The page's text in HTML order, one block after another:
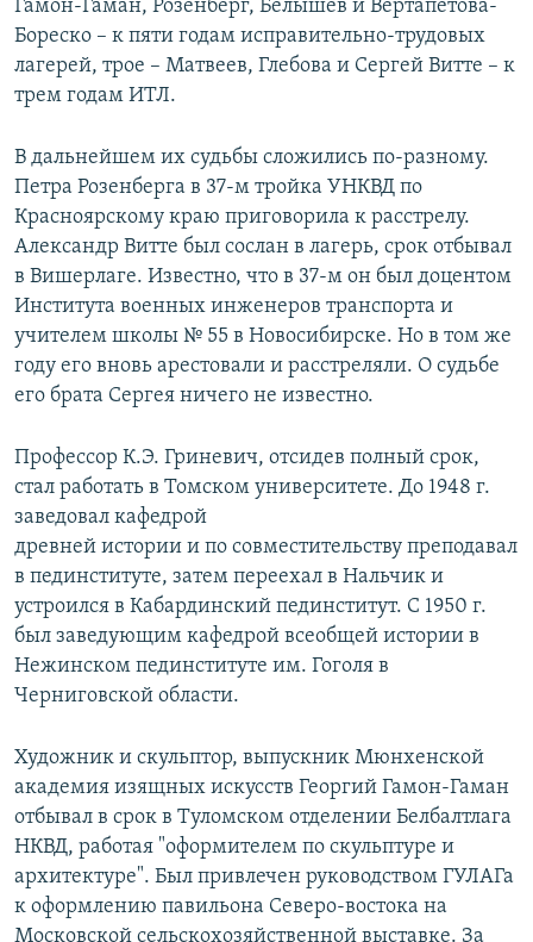
Гамон-Гаман, Розенберг, Белышев и Вертапетова-
Бореско – к пяти годам исправительно-трудовых
лагерей, трое – Матвеев, Глебова и Сергей Витте – к
трем годам ИТЛ.
В дальнейшем их судьбы сложились по-разному.
Петра Розенберга в 37-м тройка УНКВД по
Красноярскому краю приговорила к расстрелу.
Александр Витте был сослан в лагерь, срок отбывал
в Вишерлаге. Известно, что в 37-м он был доцентом
Института военных инженеров транспорта и
учителем школы № 55 в Новосибирске. Но в том же
году его вновь арестовали и расстреляли. О судьбе
его брата Сергея ничего не известно.
Профессор К.Э. Гриневич, отсидев полный срок,
стал работать в Томском университете. До 1948 г.
заведовал кафедрой
древней истории и по совместительству преподавал
в пединституте, затем переехал в Нальчик и
устроился в Кабардинский пединститут. С 1950 г.
был заведующим кафедрой всеобщей истории в
Нежинском пединституте им. Гоголя в
Черниговской области.
Художник и скульптор, выпускник Мюнхенской
академия изящных искусств Георгий Гамон-Гаман
отбывал в срок в Туломском отделении Белбалтлага
НКВД, работая "оформителем по скульптуре и
архитектуре". Был привлечен руководством ГУЛАГа
к оформлению павильона Северо-востока на
Московской сельскохозяйственной выставке. За